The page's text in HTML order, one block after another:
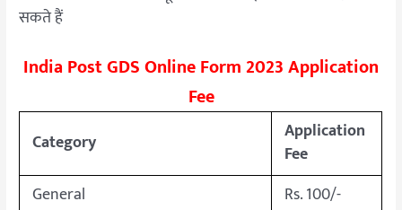
सकते हैं
India Post GDS Online Form 2023 Application
Fee
Category
Application
Fee
General
Rs. 100/-